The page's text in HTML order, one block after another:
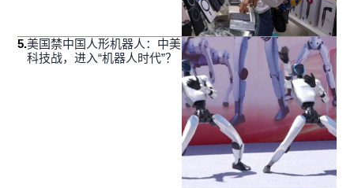
5.美国禁中国人形机器人：中美
科技战，进入“机器人时代”？